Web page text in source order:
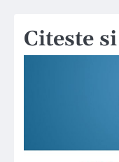
Citeste si